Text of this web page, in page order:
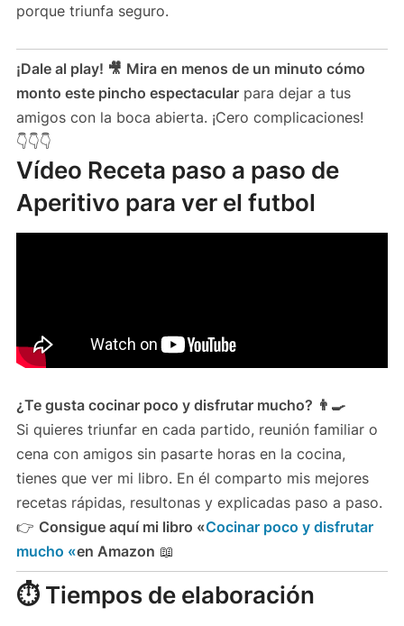
porque triunfa seguro.
¡Dale al play! 🎥 Mira en menos de un minuto cómo
monto este pincho espectacularpara dejar a tus
amigos con la boca abierta. ¡Cero complicaciones!
👇👇👇
Vídeo Receta paso a paso de
Aperitivo para ver el futbol
¿Te gusta cocinar poco y disfrutar mucho? 👨‍🍳
Si quieres triunfar en cada partido, reunión familiar o
cena con amigos sin pasarte horas en la cocina,
tienes que ver mi libro. En él comparto mis mejores
recetas rápidas, resultonas y explicadas paso a paso.
👉 Consigue aquí mi libro «Cocinar poco y disfrutar
mucho «en Amazon 📖
⏱️ Tiempos de elaboración